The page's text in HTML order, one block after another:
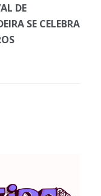
DE
SE CELEBRA